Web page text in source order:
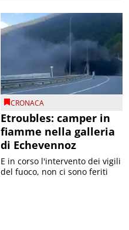
CRONACA
Etroubles: camper in
fiamme nella galleria
di Echevennoz
E in corso l'intervento dei vigili
del fuoco, non ci sono feriti